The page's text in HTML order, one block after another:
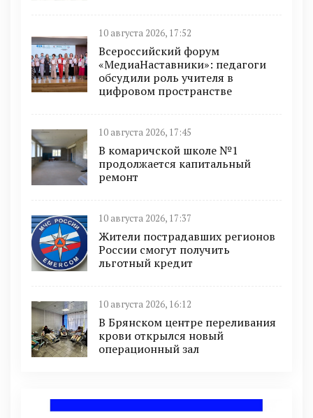
10 августа 2026, 17:52
Всероссийский форум
«МедиаНаставники»: педагоги
обсудили роль учителя в
цифровом пространстве
10 августа 2026, 17:45
В комаричской школе №1
продолжается капитальный
ремонт
10 августа 2026, 17:37
Жители пострадавших регионов
России смогут получить
льготный кредит
10 августа 2026, 16:12
В Брянском центре переливания
крови открылся новый
операционный зал